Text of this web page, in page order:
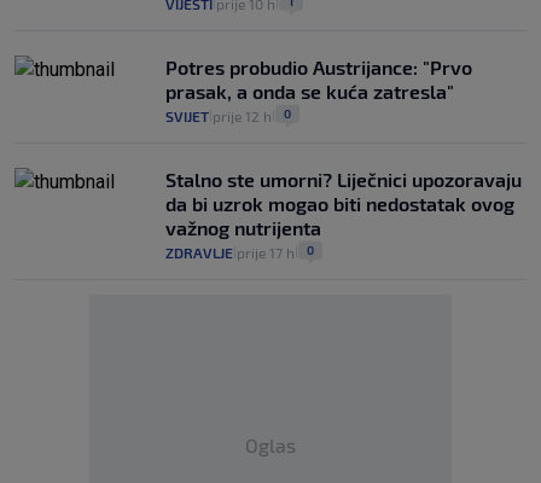
VIJESTI prije 10 h
Potres probudio Austrijance: "Prvo
prasak, a onda se kuća zatresla"
SVIJET prije 12 h 0
Stalno ste umorni? Liječnici upozoravaju
da bi uzrok mogao biti nedostatak ovog
važnog nutrijenta
ZDRAVLJE prije 17 h 0
Oglas